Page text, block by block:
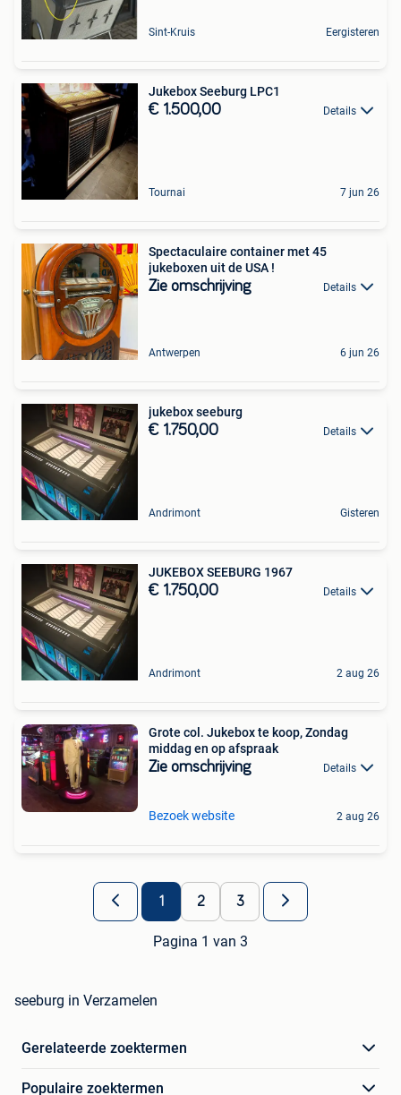
Sint-Kruis Eergisteren
Jukebox Seeburg LPC1
€ 1.500,00 Details
Tournai 7 jun 26
Spectaculaire container met 45
jukeboxen uit de USA !
Zie omschrijving Details
Antwerpen 6 jun 26
jukebox seeburg
€ 1.750,00 Details
Andrimont Gisteren
JUKEBOX SEEBURG 1967
€ 1.750,00 Details
Andrimont 2 aug 26
Grote col. Jukebox te koop, Zondag
middag en op afspraak
Zie omschrijving Details
Bezoek website 2 aug 26
1 2 3
Pagina 1 van 3
seeburg in Verzamelen
Gerelateerde zoektermen
Populaire zoektermen